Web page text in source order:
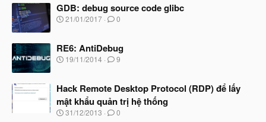
đ
ầ
à
y
b
t
đ
ầ
GDB: debug source code glibc
N
y
b
ắ
đ
ầ
u
21/01/2017 0
RE6: AntiDebug
N
y
b
ắ
t
19/11/2014 9
Hack Remote Desktop Protocol (RDP) để lấy
mật khẩu quản trị hệ thống
N
31/12/2013 0